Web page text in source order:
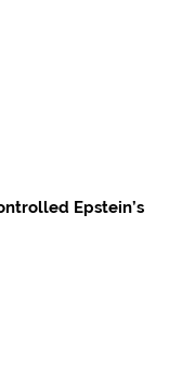
Epstein’s